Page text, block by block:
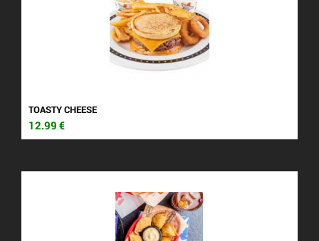
TOASTY CHEESE
12.99 €